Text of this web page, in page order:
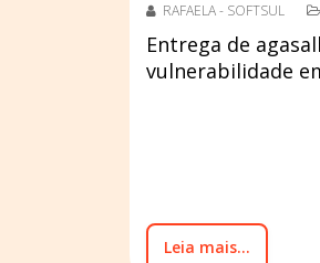
RAFAELA - SOFTSUL
Entrega de
vulnerabilidade
Leia mais...